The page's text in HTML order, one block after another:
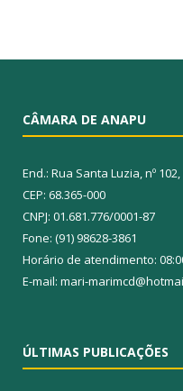
CÂMARA DE ANAPU
End.: Rua Santa Luzia, nº
CEP: 68.365-000
CNPJ: 01.681.776/0001-87
Fone: (91) 98628-3861
Horário de atendimento:
E-mail: mari-
ÚLTIMAS PUBLICAÇÕES